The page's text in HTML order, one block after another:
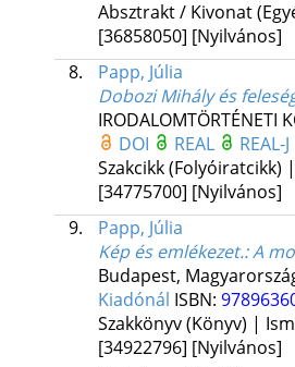
Absztrakt / Kivonat
[36858050] [Nyilvános]
8.
Papp, Júlia
Dobozi Mihály és
IRODALOMTÖRTÉNETI
DOI
REAL REAL-J
Szakcikk (Folyóiratcikk)
[34775700] [Nyilvános]
9.
Papp, Júlia
Kép és emlékezet.: A
Budapest,
Kiadónál ISBN:
Szakkönyv (Könyv) |
[34922796] [Nyilvános]